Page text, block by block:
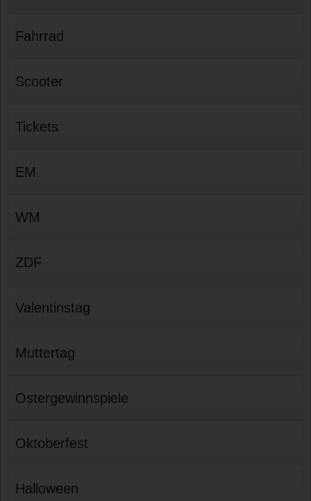
Fahrrad
Scooter
Tickets
EM
WM
ZDF
Valentinstag
Muttertag
Ostergewinnspiele
Oktoberfest
Halloween